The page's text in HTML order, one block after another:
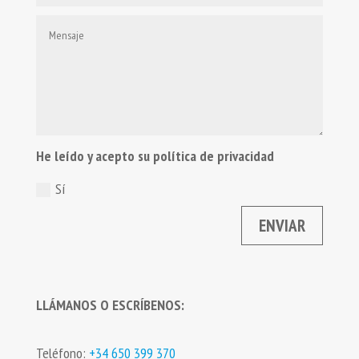
He leído y acepto su política de privacidad
Sí
ENVIAR
LLÁMANOS O ESCRÍBENOS:
Teléfono: +34 650 399 370